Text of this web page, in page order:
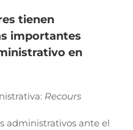
tienen
importantes
en
Recours
administrativos ante el